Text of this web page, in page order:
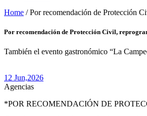
Home / Por recomendación de Protección
Por recomendación de Protección Civil,
También el evento gastronómico “La
12 Jun,2026
Agencias
*POR RECOMENDACIÓN DE